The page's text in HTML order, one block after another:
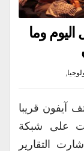
وما
,
آيفون قريبا
على شبكة
التقارير